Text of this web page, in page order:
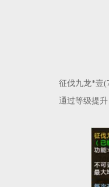
征伐九龙*壹
通过等级提